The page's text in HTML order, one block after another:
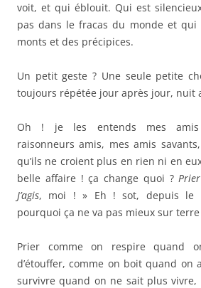
voit, et qui éblouit. Qui est
pas dans le fracas du monde et qui
monts et des précipices.
Un petit geste ? Une seule petite
toujours répétée jour après jour, nuit
Oh ! je les entends mes amis
raisonneurs amis, mes amis
qu’ils ne croient plus en rien ni en
belle affaire ! ça change quoi ?Prier
J’agis, moi ! » Eh ! sot, depuis le
pourquoi ça ne va pas mieux sur terre
Prier comme on respire quand
d’étouffer, comme on boit quand on
survivre quand on ne sait plus